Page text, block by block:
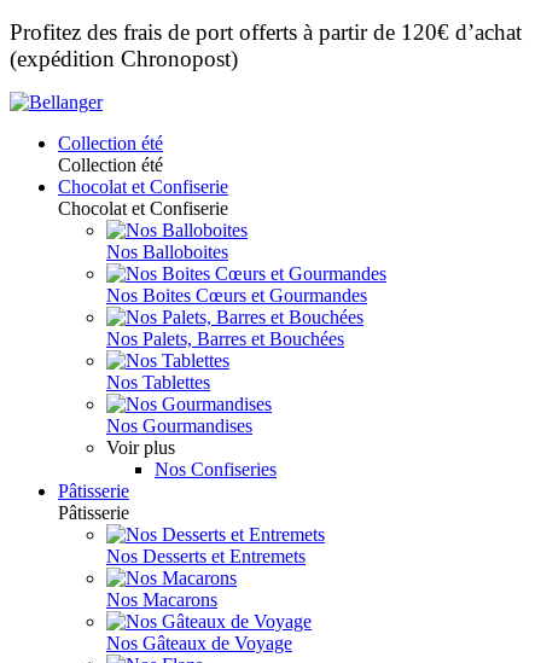
Profitez des frais de port offerts à partir de 120€ d’achat
(expédition Chronopost)
Collection été
Collection été
Chocolat et Confiserie
Chocolat et Confiserie
Nos Balloboites
Nos Boites Cœurs et Gourmandes
Nos Palets, Barres et Bouchées
Nos Tablettes
Nos Gourmandises
Voir plus
Nos Confiseries
Pâtisserie
Pâtisserie
Nos Desserts et Entremets
Nos Macarons
Nos Gâteaux de Voyage